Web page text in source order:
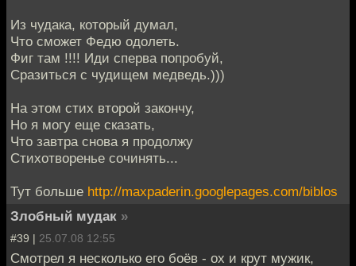
Из чудака, который думал,
Что сможет Федю одолеть.
Фиг там !!!! Иди сперва попробуй,
Сразиться с чудищем медведь.)))
На этом стих второй закончу,
Но я могу еще сказать,
Что завтра снова я продолжу
Стихотворенье сочинять...
Тут больше http://maxpaderin.googlepages.com/biblos
Злобный мудак »
#39 | 25.07.08 12:55
Смотрел я несколько его боёв - ох и крут мужик,